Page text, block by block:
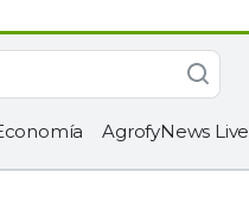
AgrofyNews Live